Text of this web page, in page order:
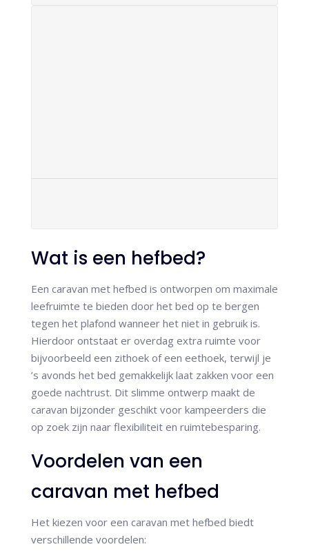
Wat is een hefbed?
Een caravan met hefbed is ontworpen om maximale
leefruimte te bieden door het bed op te bergen
tegen het plafond wanneer het niet in gebruik is.
Hierdoor ontstaat er overdag extra ruimte voor
bijvoorbeeld een zithoek of een eethoek, terwijl je
’s avonds het bed gemakkelijk laat zakken voor een
goede nachtrust. Dit slimme ontwerp maakt de
caravan bijzonder geschikt voor kampeerders die
op zoek zijn naar flexibiliteit en ruimtebesparing.
Voordelen van een
caravan met hefbed
Het kiezen voor een caravan met hefbed biedt
verschillende voordelen: